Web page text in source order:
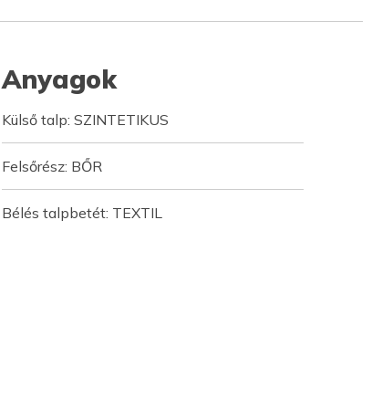
Anyagok
Külső talp: SZINTETIKUS
Felsőrész: BŐR
Bélés talpbetét: TEXTIL